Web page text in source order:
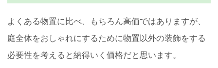
よくある物置に比べ、もちろん高価ではありますが、
庭全体をおしゃれにするために物置以外の装飾をする
必要性を考えると納得いく価格だと思います。